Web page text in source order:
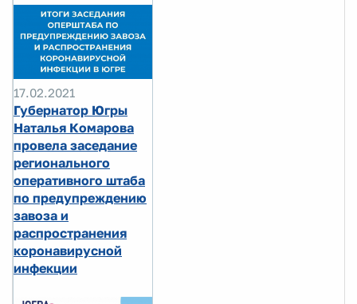
17.02.2021
Губернатор Югры
Наталья Комарова
провела заседание
регионального
оперативного штаба
по предупреждению
завоза и
распространения
коронавирусной
инфекции